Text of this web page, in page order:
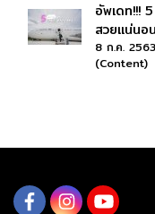
อัพเดท!!!
สวยแน่นอ
8 ก.ค. 2563
(Content)